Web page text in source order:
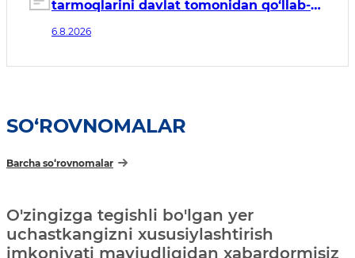
tarmoqlarini davlat tomonidan qo‘llab-
tadbirlari to‘g‘risida
6.8.2026
SO‘ROVNOMALAR
Barcha so‘rovnomalar
O'zingizga tegishli bo'lgan yer
uchastkangizni xususiylashtirish
imkoniyati mavjudligidan xabardormisiz